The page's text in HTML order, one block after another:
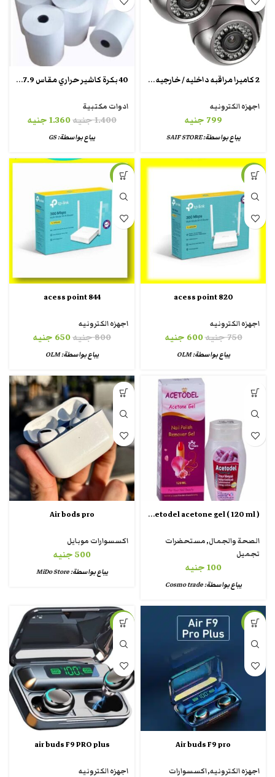
2 كاميرا مراقبه داخليه / خارجيه رؤيه ليليه واضحه 2 ميجا بيكسل
اجهزه الكترونيه
799 جنيه
يباع بواسطة:SAIF STORE
40 بكرة كاشير حراري مقاس 7.9 سم*55 متر
ادوات مكتبية
1.400جنيه1.360جنيه
يباع بواسطة:GS
-20%
820 acess point
اجهزه الكترونيه
750جنيه600 جنيه
يباع بواسطة:OLM
-19%
844 acess point
اجهزه الكترونيه
800جنيه650 جنيه
يباع بواسطة:OLM
Acetodel acetone gel ( 120 ml )
الصحة والجمال,مستحضرات
تجميل
100جنيه
يباع بواسطة:Cosmo trade
Air bods pro
اكسسوارات موبايل
500جنيه
يباع بواسطة:MiDo Store
-14%
Air buds F9 pro
اجهزه الكترونيه,اكسسوارات
-33%
air buds F9 PRO plus
اجهزه الكترونيه